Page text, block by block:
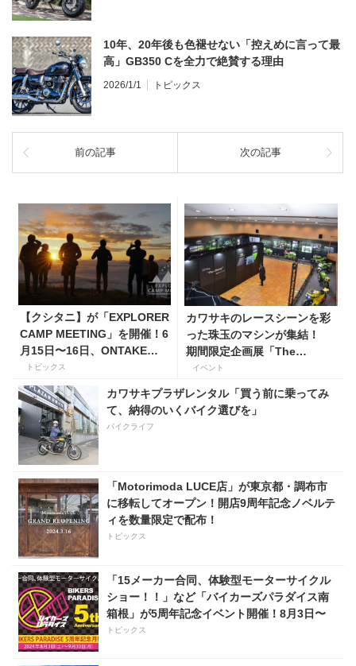
10年、20年後も色褪せない「控えめに言って最
高」GB350 Cを全力で絶賛する理由
2026/1/1 トピックス
前の記事 次の記事
【クシタニ】が「EXPLORER
CAMP MEETING」を開催！6
月15日〜16日、ONTAKE
EXPLORER PARKにて！レン
タルのオフ車もある！
トピックス
カワサキのレースシーンを彩
った珠玉のマシンが集結！
期間限定企画展「The
Champ」が開催中
イベント
カワサキプラザレンタル「買う前に乗ってみ
て、納得のいくバイク選びを」
バイクライフ
「Motorimoda LUCE店」が東京都・調布市
に移転してオープン！開店9周年記念ノベルテ
ィを数量限定で配布！
トピックス
「15メーカー合同、体験型モーターサイクル
ショー！！」など「バイカーズパラダイス南
箱根」が5周年記念イベント開催！8月3日〜
トピックス